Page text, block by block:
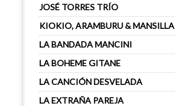
JOSÉ TORRES TRÍO
KIOKIO, ARAMBURU & MANSILLA
LA BANDADA MANCINI
LA BOHEME GITANE
LA CANCIÓN DESVELADA
LA EXTRAÑA PAREJA